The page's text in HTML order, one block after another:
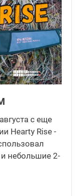
с еще
Hearty Rise -
небольшие 2-